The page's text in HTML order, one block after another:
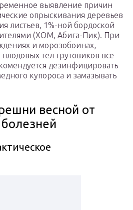
выявление причин
опрыскивания деревьев
листьев, 1%-ной бордоской
(ХОМ, Абига-Пик). При
и морозобоинах,
тел трутовиков все
дезинфицировать
купороса и замазывать
весной от